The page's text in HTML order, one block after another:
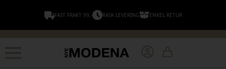
FAST FRAKT 99,- RASK LEVERING ENKEL RETUR